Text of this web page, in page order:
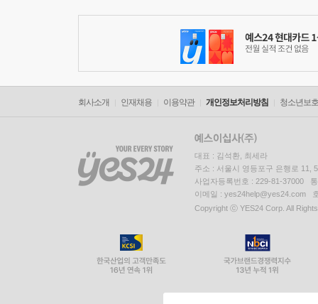
회사소개 인재채용 이용약관 개인정보처리방침 청소년보
대표 : 김석환, 최세라
주소 : 서울시 영등포구 은행로 11,
사업자등록번호 : 229-81-37000
이메일 : yes24help@yes24.com
Copyright ⓒ YES24 Corp. All